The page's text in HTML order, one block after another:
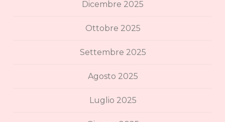
Dicembre 2025
Ottobre 2025
Settembre 2025
Agosto 2025
Luglio 2025